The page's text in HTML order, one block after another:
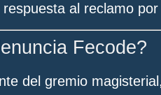
respuesta al reclamo
Fecode?
del gremio